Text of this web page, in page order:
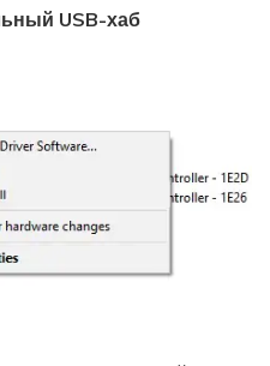
USB-хаб
WhatsApp и файлы